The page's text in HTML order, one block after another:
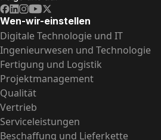
Wen-wir-einstellen
Digitale Technologie und IT
Ingenieurwesen und Technologie
Fertigung und Logistik
Projektmanagement
Qualität
Vertrieb
Serviceleistungen
Beschaffung und Lieferkette